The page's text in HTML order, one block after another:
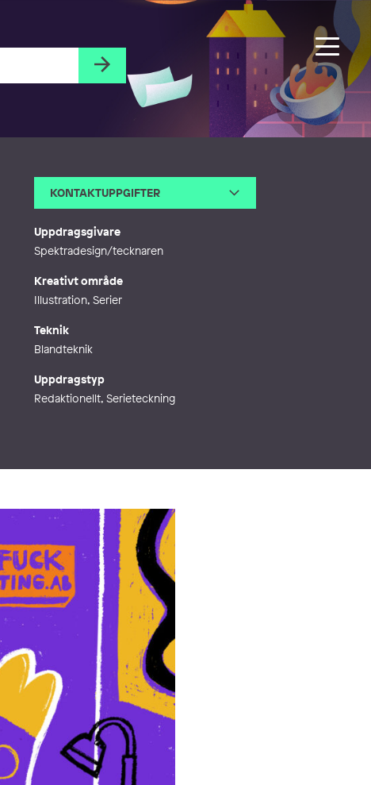
KONTAKTUPPGIFTER
Webb http://www.marjaproductions.s
e
Uppdragsgivare
Spektradesign/tecknaren
Kreativt område
Illustration, Serier
Teknik
Blandteknik
Uppdragstyp
Redaktionellt, Serieteckning